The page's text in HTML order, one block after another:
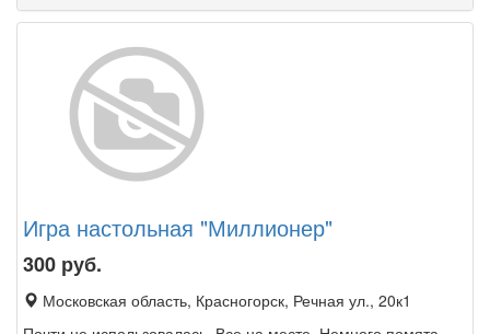
Игра настольная "Миллионер"
300 руб.
Московская область, Красногорск, Речная ул., 20к1